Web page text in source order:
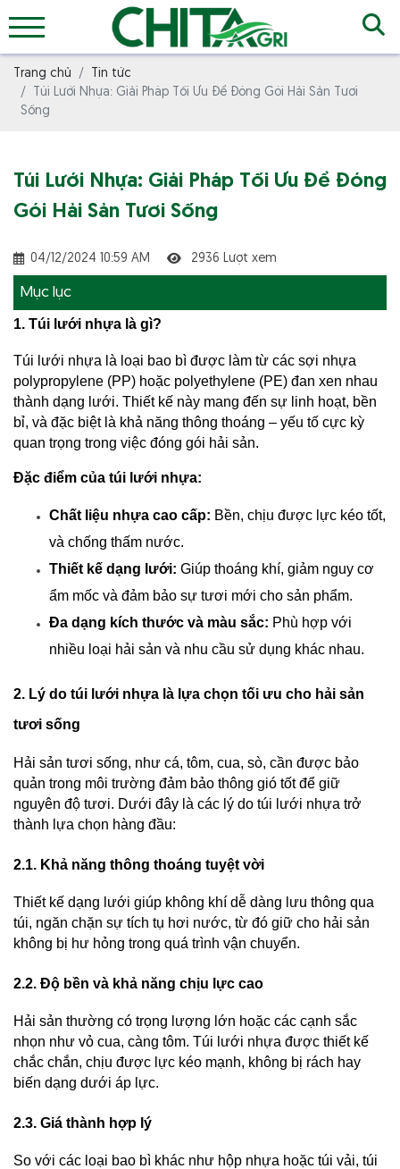
Trang chủ
Tin tức
Túi Lưới Nhựa: Giải Pháp Tối Ưu Để Đóng Gói Hải Sản Tươi
Sống
Túi Lưới Nhựa: Giải Pháp Tối Ưu Để Đóng
Gói Hải Sản Tươi Sống
04/12/2024 10:59 AM 2936 Lượt xem
Mục lục
1. Túi lưới nhựa là gì?
Túi lưới nhựa là loại bao bì được làm từ các sợi nhựa
polypropylene (PP) hoặc polyethylene (PE) đan xen nhau
thành dạng lưới. Thiết kế này mang đến sự linh hoạt, bền
bỉ, và đặc biệt là khả năng thông thoáng – yếu tố cực kỳ
quan trọng trong việc đóng gói hải sản.
Đặc điểm của túi lưới nhựa:
Chất liệu nhựa cao cấp: Bền, chịu được lực kéo tốt,
và chống thấm nước.
Thiết kế dạng lưới: Giúp thoáng khí, giảm nguy cơ
ẩm mốc và đảm bảo sự tươi mới cho sản phẩm.
Đa dạng kích thước và màu sắc: Phù hợp với
nhiều loại hải sản và nhu cầu sử dụng khác nhau.
2. Lý do túi lưới nhựa là lựa chọn tối ưu cho hải sản
tươi sống
Hải sản tươi sống, như cá, tôm, cua, sò, cần được bảo
quản trong môi trường đảm bảo thông gió tốt để giữ
nguyên độ tươi. Dưới đây là các lý do túi lưới nhựa trở
thành lựa chọn hàng đầu:
2.1. Khả năng thông thoáng tuyệt vời
Thiết kế dạng lưới giúp không khí dễ dàng lưu thông qua
túi, ngăn chặn sự tích tụ hơi nước, từ đó giữ cho hải sản
không bị hư hỏng trong quá trình vận chuyển.
2.2. Độ bền và khả năng chịu lực cao
Hải sản thường có trọng lượng lớn hoặc các cạnh sắc
nhọn như vỏ cua, càng tôm. Túi lưới nhựa được thiết kế
chắc chắn, chịu được lực kéo mạnh, không bị rách hay
biến dạng dưới áp lực.
2.3. Giá thành hợp lý
So với các loại bao bì khác như hộp nhựa hoặc túi vải, túi